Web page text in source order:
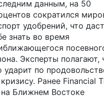
данным, на 50
сократился
удобрений, что
знать во время
Эксперты полагают,
ударит по
Ранее Financial
Ближнем Востоке